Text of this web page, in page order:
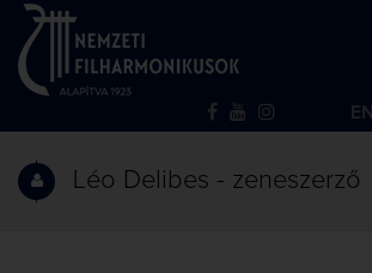
EN
Léo Delibes - zeneszerző